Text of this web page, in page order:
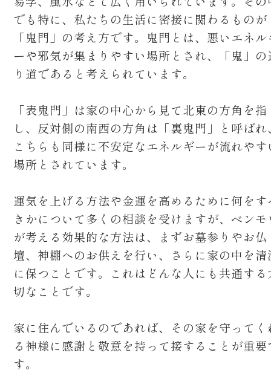
でも特に、私たちの生活に密接に関わるものが
「鬼門」の考え方です。鬼門とは、悪いエネル
ーや邪気が集まりやすい場所とされ、「鬼」の
り道であると考えられています。
「表鬼門」は家の中心から見て北東の方角を指
し、反対側の南西の方角は「裏鬼門」と呼ばれ
こちらも同様に不安定なエネルギーが流れやす
場所とされています。
運気を上げる方法や金運を高めるために何をす
きかについて多くの相談を受けますが、ベンモ
が考える効果的な方法は、まずお墓参りやお仏
壇、神棚へのお供えを行い、さらに家の中を清
に保つことです。これはどんな人にも共通する
切なことです。
家に住んでいるのであれば、その家を守ってく
る神様に感謝と敬意を持って接することが重要
す。